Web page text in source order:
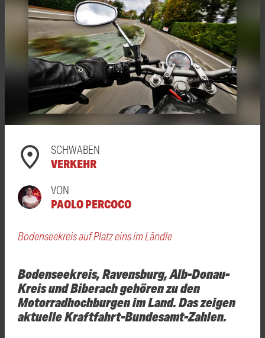
SCHWABEN
VERKEHR
VON
PAOLO PERCOCO
Bodenseekreis auf Platz eins im Ländle
Bodenseekreis, Ravensburg, Alb-Donau-
Kreis und Biberach gehören zu den
Motorradhochburgen im Land. Das zeigen
aktuelle Kraftfahrt-Bundesamt-Zahlen.